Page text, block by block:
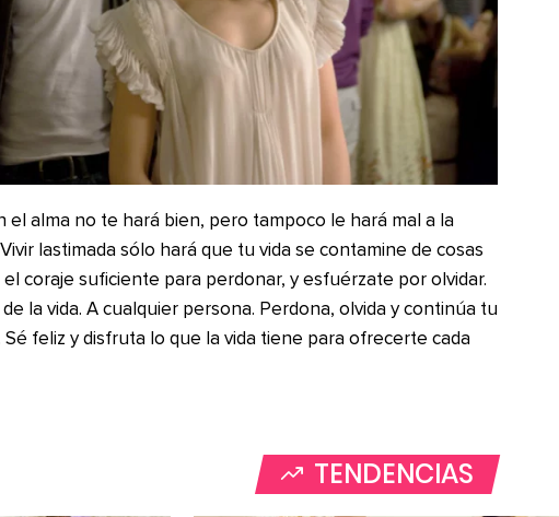
el alma no te hará bien, pero tampoco le hará mal a la
lastimada sólo hará que tu vida se contamine de cosas
coraje suficiente para perdonar, y esfuérzate por olvidar.
la vida. A cualquier persona. Perdona, olvida y continúa tu
Sé feliz y disfruta lo que la vida tiene para ofrecerte cada
TENDENCIAS